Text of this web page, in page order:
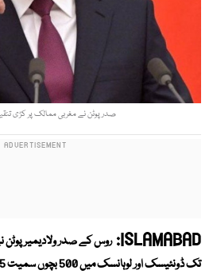
صدر پوٹن نے مغربی ممالک پر کڑی
ISLAMABAD: